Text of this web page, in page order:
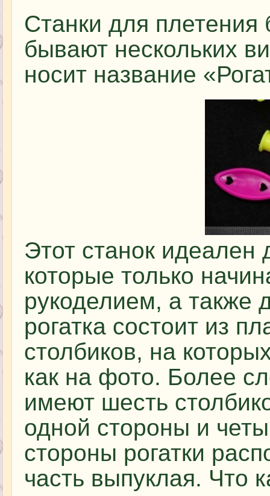
Станки для плетения
бывают нескольких
носит название
Этот станок идеален
которые только
рукоделием, а также
рогатка состоит из
столбиков, на
как на фото. Более
имеют шесть
одной стороны и
стороны рогатки
часть выпуклая. Что